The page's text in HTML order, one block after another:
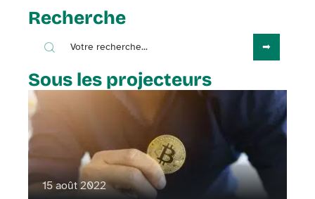
Recherche
Sous les projecteurs
15 août 2022